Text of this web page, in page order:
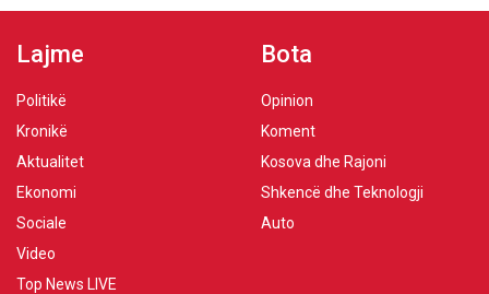
Lajme
Politikë
Kronikë
Aktualitet
Ekonomi
Sociale
Video
Top News LIVE
Bota
Opinion
Koment
Kosova dhe Rajoni
Shkencë dhe Teknologji
Auto